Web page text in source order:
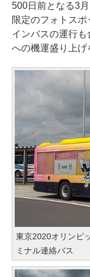
500日前となる3
限定のフォトス
インバスの運行
への機運盛り上げ
東京2020オリンピ
ミナル連絡バス